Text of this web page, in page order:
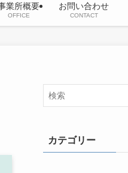
業所概要
OFFICE
お問い合わせ
CONTACT
カテゴリー